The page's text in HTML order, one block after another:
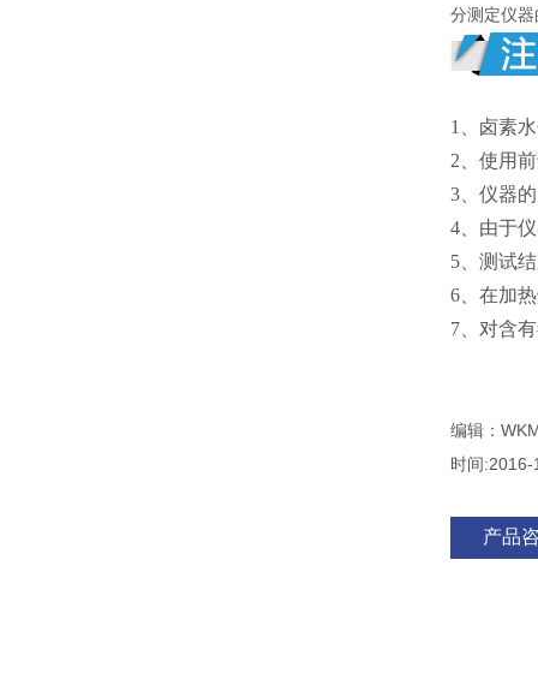
分测定仪
1、卤素
2、使用
3、仪器
4、由于
5、测试
6、在加
7、对含
编辑：
时间:2016-
产品